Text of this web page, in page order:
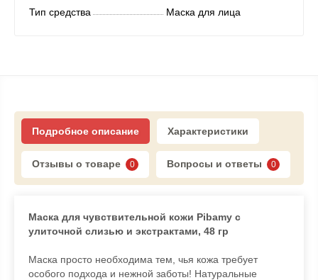
Тип средства
Маска для лица
Подробное описание Характеристики
Отзывы о товаре 0 Вопросы и ответы 0
Маска для чувствительной кожи Pibamy с
улиточной слизью и экстрактами, 48 гр
Маска просто необходима тем, чья кожа требует
особого подхода и нежной заботы! Натуральные